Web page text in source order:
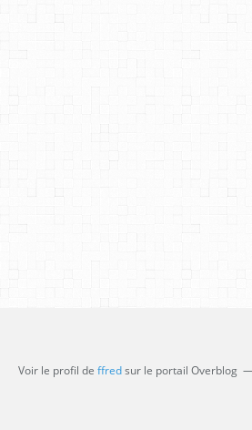
Voir le profil de ffredsur le portail Overblog